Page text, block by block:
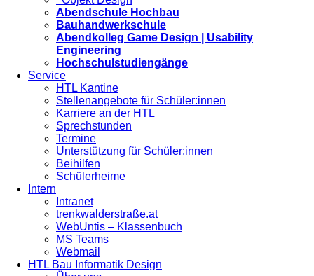
Abendschule Hochbau
Bauhandwerkschule
Abendkolleg Game Design | Usability
Engineering
Hochschulstudiengänge
Service
HTL Kantine
Stellenangebote für Schüler:innen
Karriere an der HTL
Sprechstunden
Termine
Unterstützung für Schüler:innen
Beihilfen
Schülerheime
Intern
Intranet
trenkwalderstraße.at
WebUntis – Klassenbuch
MS Teams
Webmail
HTL Bau Informatik Design